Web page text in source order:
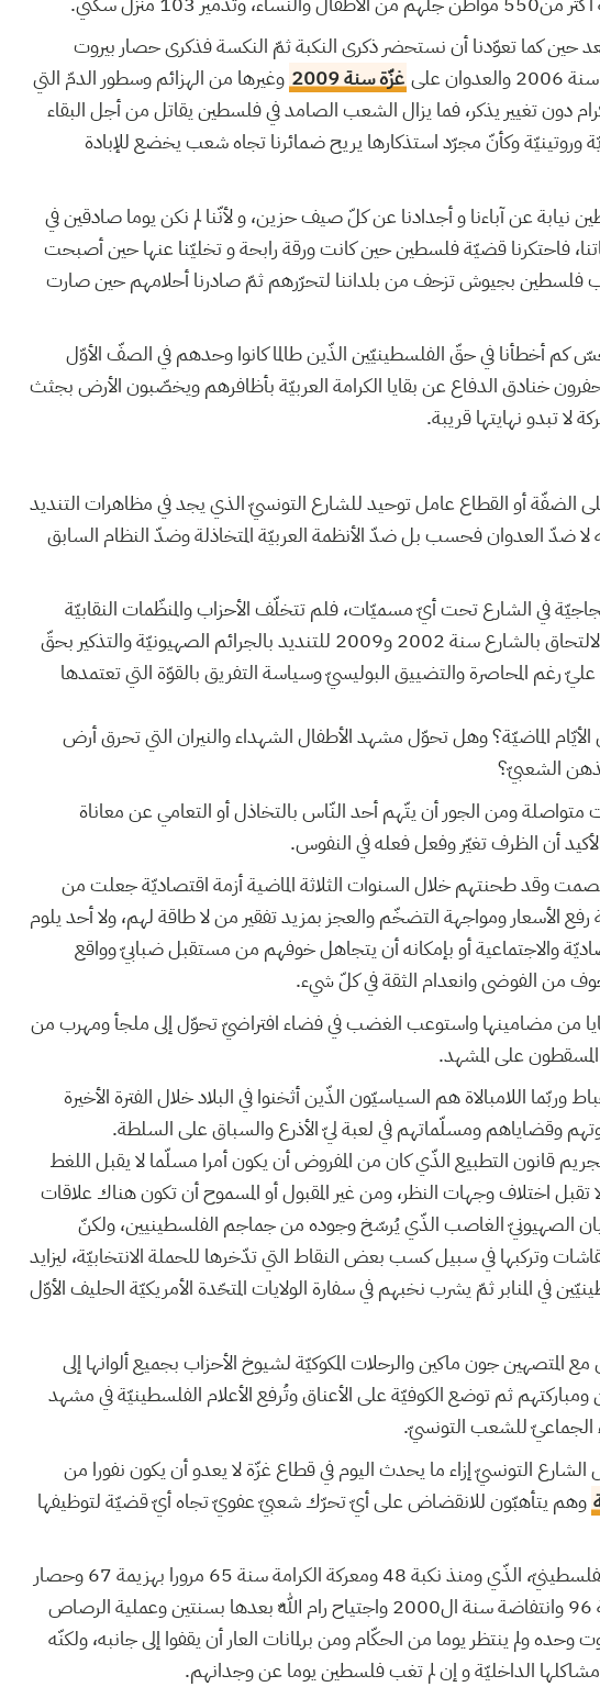
حين كما تعوّدنا أن نستحضر ذكرى النكبة ثمّ النكسة فذكرى حصار بيروت
على
غزّة سنة 2009
وغيرها من الهزائم وسطور الدمّ التي
دون تغيير يذكر، فما يزال الشعب الصامد في فلسطين يقاتل من أجل البقاء
وروتينيّة وكأنّ مجرّد استذكارها يريح ضمائرنا تجاه شعب يخضع للإبادة
نيابة عن آباءنا و أجدادنا عن كلّ صيف حزين، و لأنّنا لم نكن يوما صادقين في
فاحتكرنا قضيّة فلسطين حين كانت ورقة رابحة و تخليّنا عنها حين أصبحت
فلسطين بجيوش تزحف من بلداننا لتحرّرهم ثمّ صادرنا أحلامهم حين صارت
كم أخطأنا في حقّ الفلسطينيّين الذّين طالما كانوا وحدهم في الصفّ الأوّل
خنادق الدفاع عن بقايا الكرامة العربيّة بأظافرهم ويخصّبون الأرض بجثث
لا تبدو نهايتها قريبة.
الضفّة أو القطاع عامل توحيد للشارع التونسيّ الذي يجد في مظاهرات التنديد
ضدّ العدوان فحسب بل ضدّ الأنظمة العربيّة المتخاذلة وضدّ النظام السابق
في الشارع تحت أيّ مسميّات، فلم تتخلّف الأحزاب والمنظّمات النقابيّة
العماليّة والطلاّبيّة وحتّى المعاهد عن الالتحاق بالشارع سنة 2002 و2009 للتنديد بالجرائم الصهيونيّة والتذكير بحقّ
المحاصرة والتضييق البوليسيّ وسياسة التفريق بالقوّة التي تعتمدها
الماضيّة؟ وهل تحوّل مشهد الأطفال الشهداء والنيران التي تحرق أرض
الشعبيّ؟
متواصلة ومن الجور أن يتّهم أحد النّاس بالتخاذل أو التعامي عن معاناة
أن الظرف تغيّر وفعل فعله في النفوس.
وقد طحنتهم خلال السنوات الثلاثة الماضية أزمة اقتصاديّة جعلت من
الأسعار ومواجهة التضخّم والعجز بمزيد تفقير من لا طاقة لهم، ولا أحد يلوم
والاجتماعية أو بإمكانه أن يتجاهل خوفهم من مستقبل ضبابيّ وواقع
من الفوضى وانعدام الثقة في كلّ شيء.
من مضامينها واستوعب الغضب في فضاء افتراضيّ تحوّل إلى ملجأ ومهرب من
المسقطون على المشهد.
اللامبالاة هم السياسيّون الذّين أثخنوا في البلاد خلال الفترة الأخيرة
وقضاياهم ومسلّماتهم في لعبة ليّ الأذرع والسباق على السلطة.
قانون التطبيع الذّي كان من المفروض أن يكون أمرا مسلّما لا يقبل اللغط
تقبل اختلاف وجهات النظر، ومن غير المقبول أو المسموح أن تكون هناك علاقات
الصهيونيّ الغاصب الذّي يُرسّخ وجوده من جماجم الفلسطينيين، ولكنّ
وتركبها في سبيل كسب بعض النقاط التي تدّخرها للحملة الانتخابيّة، ليزايد
المنابر ثمّ يشرب نخبهم في سفارة الولايات المتحّدة الأمريكيّة الحليف الأوّل
المتصهين جون ماكين والرحلات المكوكيّة لشيوخ الأحزاب بجميع ألوانها إلى
ثم توضع الكوفيّة على الأعناق وتُرفع الأعلام الفلسطينيّة في مشهد
الجماعيّ للشعب التونسيّ.
التونسيّ إزاء ما يحدث اليوم في قطاع غزّة لا يعدو أن يكون نفورا من
وهم يتأهبّون للانقضاض على أيّ تحرّك شعبيّ عفويّ تجاه أيّ قضيّة لتوظيفها
رمضان حزين آخر يمرّ على الشعب الفلسطينيّ، الذّي ومنذ نكبة 48 ومعركة الكرامة سنة 65 مرورا بهزيمة 67 وحصار
بيروت سنة 82 وعناقيد الغضب سنة 96 وانتفاضة سنة ال2000 واجتياح رام اللّه بعدها بسنتين وعملية الرصاص
سنة 2009 يجابه الموت وحده ولم ينتظر يوما من الحكّام ومن برلمانات العار أن يقفوا إلى جانبه، ولكنّه
الداخليّة و إن لم تغب فلسطين يوما عن وجدانهم.